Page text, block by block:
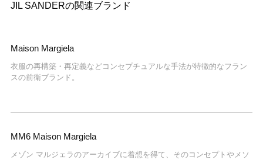
JIL SANDERの関連ブランド
Maison Margiela
衣服の再構築・再定義などコンセプチュアルな手法が特徴的なフラン
スの前衛ブランド。
MM6 Maison Margiela
メゾン マルジェラのアーカイブに着想を得て、そのコンセプトやメソ